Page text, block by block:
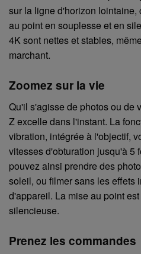
sur la ligne d'horizon lointaine,
au point en souplesse et en
4K sont nettes et stables,
marchant.
Zoomez sur la vie
Qu'il s'agisse de photos ou de
Z excelle dans l'instant. La
vibration, intégrée à l'objectif,
vitesses d'obturation jusqu'à 5
pouvez ainsi prendre des
soleil, ou filmer sans les effets
d'appareil. La mise au point
silencieuse.
Prenez les commandes